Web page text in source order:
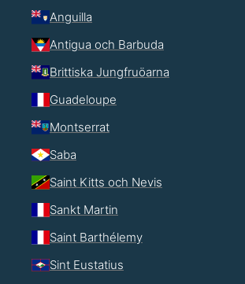
Anguilla
Antigua och Barbuda
Brittiska Jungfruöarna
Guadeloupe
Montserrat
Saba
Saint Kitts och Nevis
Sankt Martin
Saint Barthélemy
Sint Eustatius